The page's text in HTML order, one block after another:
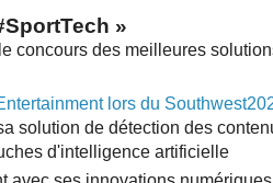
»
concours des meilleures
lors du
solution de détection des
d'intelligence artificielle